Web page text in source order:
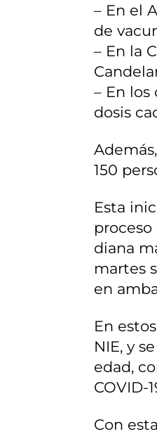
– En el
de
– En la
– En los
dosis
150
Esta
diana
martes
en
En
NIE, y
edad,
COVID-
Con